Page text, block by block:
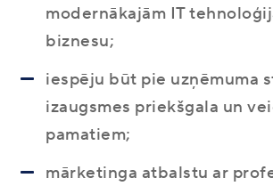
modernākajām IT
biznesu;
iespēju būt pie uzņēmuma
izaugsmes priekšgala un
pamatiem;
mārketinga atbalstu ar